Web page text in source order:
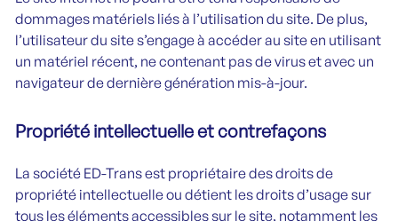
dommages matériels liés à l’utilisation du site. De plus,
l’utilisateur du site s’engage à accéder au site en utilisant
un matériel récent, ne contenant pas de virus et avec un
navigateur de dernière génération mis-à-jour.
Propriété intellectuelle et contrefaçons
La société ED-Trans est propriétaire des droits de
propriété intellectuelle ou détient les droits d’usage sur
tous les éléments accessibles sur le site, notamment les